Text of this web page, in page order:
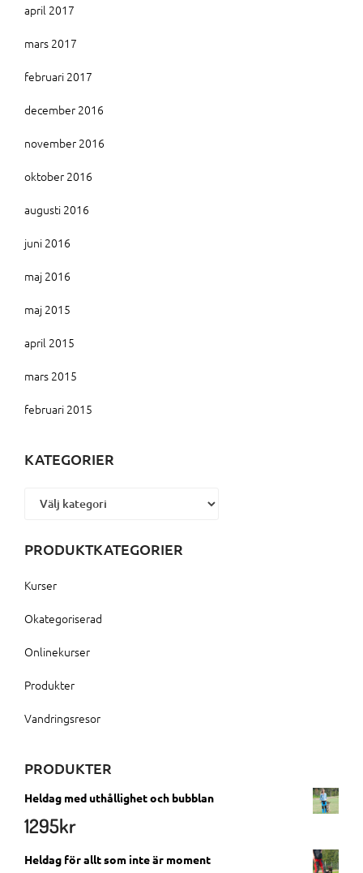
april 2017
mars 2017
februari 2017
december 2016
november 2016
oktober 2016
augusti 2016
juni 2016
maj 2016
maj 2015
april 2015
mars 2015
februari 2015
KATEGORIER
Kategorier
PRODUKTKATEGORIER
Kurser
Okategoriserad
Onlinekurser
Produkter
Vandringsresor
PRODUKTER
Heldag med uthållighet och bubblan
1295kr
Heldag för allt som inte är moment